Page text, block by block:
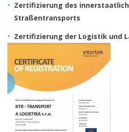
Zertifizierung des
Straßentransports
Zertifizierung der Logistik und